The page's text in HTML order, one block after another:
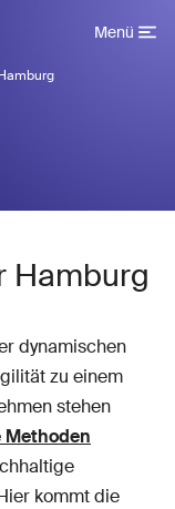
Menü
Hamburg
dynamischen
zu einem
stehen
Methoden
kommt die